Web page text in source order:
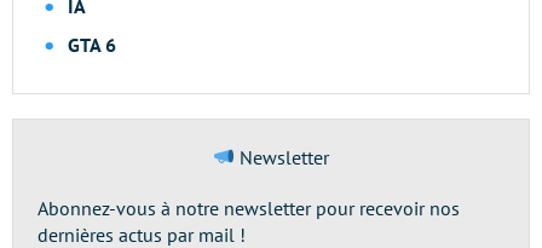
IA
GTA 6
Newsletter
Abonnez-vous à notre newsletter pour recevoir nos
dernières actus par mail !